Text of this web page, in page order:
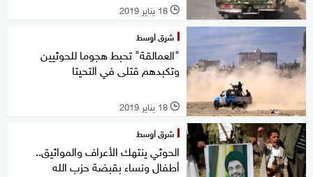
l 18 يناير 2019
شرق أوسط
"العمالقة" تحبط هجوما للحوثيين
وتكبدهم قتلى في التحيتا
l 18 يناير 2019
شرق أوسط
الحوثي ينتهك الأعراف والمواثيق..
أطفال ونساء بقبضة حزب الله